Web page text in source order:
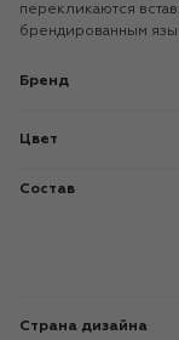
перекликаются
брендированным
Бренд
Цвет
Состав
Страна дизайна